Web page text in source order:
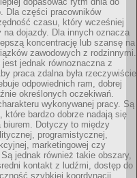
Dla części pracowników
czasu, który wcześniej
na dojazdy. Dla innych oznacza
koncentrację lub szansę na
zawodowych z rodzinnymi.
jednak równoznaczna z
praca zdalna była rzeczywiście
odpowiednich ram, dobrej
określonych oczekiwań.
wykonywanej pracy. Są
które bardzo dobrze nadają się
biurem. Dotyczy to między
programistycznej,
marketingowej czy
jednak również takie obszary,
kontakt z ludźmi, dostęp do
szybkiej koordynacji